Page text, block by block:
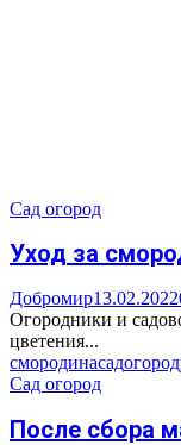
Сад огород
Уход за
Добромир13.02.2022
Огородники и
цветения...
смородинасадогород
Сад огород
После сбора